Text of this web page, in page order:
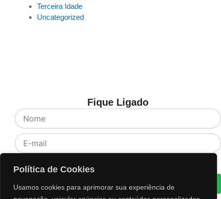
Política de Cookies
Usamos cookies para aprimorar sua experiência de
Terceira Idade
Uncategorized
Fique Ligado
Nome
E-
mail